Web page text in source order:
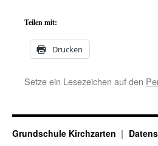
Teilen mit:
Drucken
Setze ein Lesezeichen auf den
Grundschule Kirchzarten